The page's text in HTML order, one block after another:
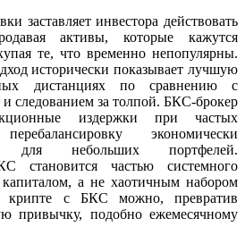
заставляет инвестора действовать
активы, которые кажутся
те, что временно непопулярны.
исторически показывает лучшую
дистанциях по сравнению с
следованием за толпой. БКС-брокер
издержки при частых
экономически
для небольших портфелей.
становится частью системного
а не хаотичным набором
крипте с БКС можно, превратив
привычку, подобно ежемесячному